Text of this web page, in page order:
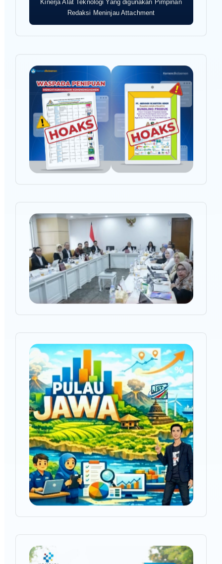
Kinerja Alat Teknologi Yang digunakan Pimpinan
Redaksi Meninjau Attachment